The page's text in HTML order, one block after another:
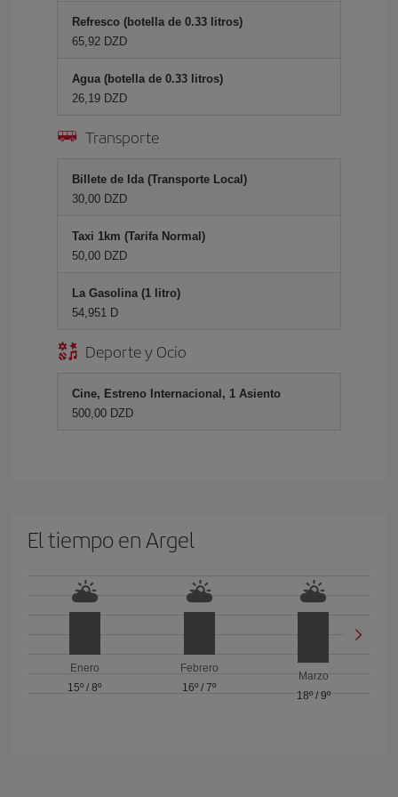
Refresco (botella de 0.33 litros)
65,92 DZD
Agua (botella de 0.33 litros)
26,19 DZD
Transporte
Billete de Ida (Transporte Local)
30,00 DZD
Taxi 1km (Tarifa Normal)
50,00 DZD
La Gasolina (1 litro)
54,951 D
Deporte y Ocio
Cine, Estreno Internacional, 1 Asiento
500,00 DZD
El tiempo en Argel
Enero
15º /8º
Febrero
16º / 7º
Marzo
18º/ 9º